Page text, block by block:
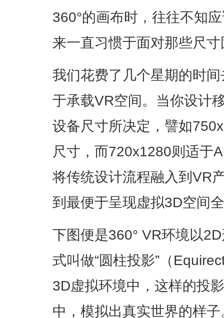
360°的画布时，往往不知
来一直习惯于面对那些尺
我们花费了几个星期的时
于承载VR空间。当你设计
设备尺寸所决定，譬如
尺寸，而720x1280则适于
将传统设计流程融入到VR
到最便于呈现虚拟3D空间
下图便是360° VR环境以
式叫做“圆柱投影”（
3D虚拟环境中，这样的投
中，模拟出真实世界的样子